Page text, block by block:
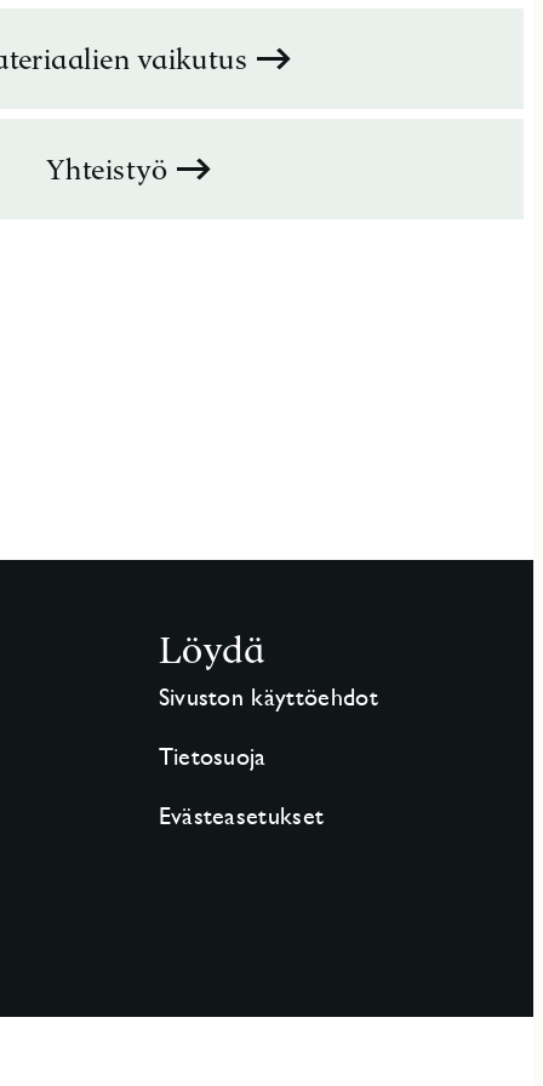
vaikutus
Yhteistyö
Löydä
Sivuston käyttöehdot
Tietosuoja
Evästeasetukset